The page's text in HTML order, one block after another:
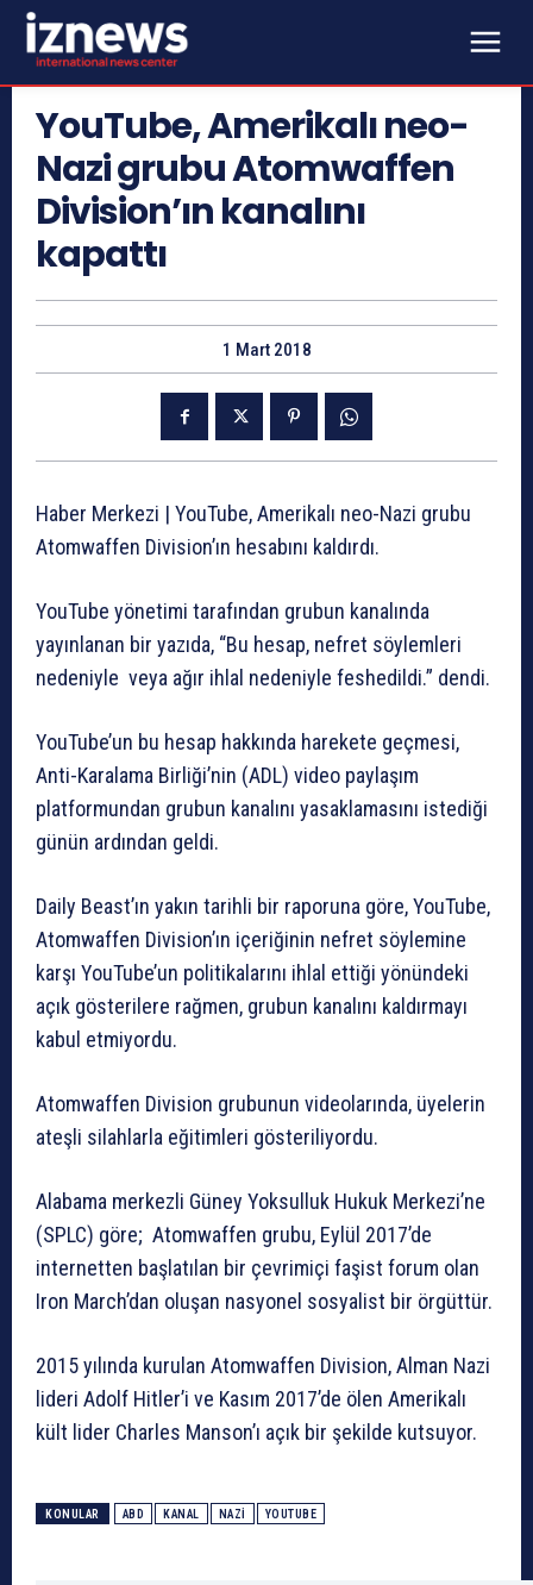
YouTube, Amerikalı neo-
Nazi grubu Atomwaffen
Division’ın kanalını
kapattı
1 Mart 2018
Haber Merkezi | YouTube, Amerikalı neo-Nazi grubu
Atomwaffen Division’ın hesabını kaldırdı.
YouTube yönetimi tarafından grubun kanalında
yayınlanan bir yazıda, “Bu hesap, nefret söylemleri
nedeniyle veya ağır ihlal nedeniyle feshedildi.” dendi.
YouTube’un bu hesap hakkında harekete geçmesi,
Anti-Karalama Birliği’nin (ADL) video paylaşım
platformundan grubun kanalını yasaklamasını istediği
günün ardından geldi.
Daily Beast’ın yakın tarihli bir raporuna göre, YouTube,
Atomwaffen Division’ın içeriğinin nefret söylemine
karşı YouTube’un politikalarını ihlal ettiği yönündeki
açık gösterilere rağmen, grubun kanalını kaldırmayı
kabul etmiyordu.
Atomwaffen Division grubunun videolarında, üyelerin
ateşli silahlarla eğitimleri gösteriliyordu.
Alabama merkezli Güney Yoksulluk Hukuk Merkezi’ne
(SPLC) göre; Atomwaffen grubu, Eylül 2017’de
internetten başlatılan bir çevrimiçi faşist forum olan
Iron March’dan oluşan nasyonel sosyalist bir örgüttür.
2015 yılında kurulan Atomwaffen Division, Alman Nazi
lideri Adolf Hitler’i ve Kasım 2017’de ölen Amerikalı
kült lider Charles Manson’ı açık bir şekilde kutsuyor.
KONULAR ABD KANAL NAZI YOUTUBE